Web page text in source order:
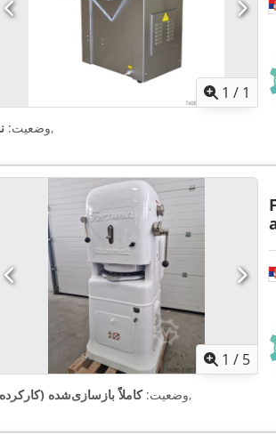
1 / 1
وضعیت:,
1 / 5
وضعیت:کاملاً بازسازی‌شده ,